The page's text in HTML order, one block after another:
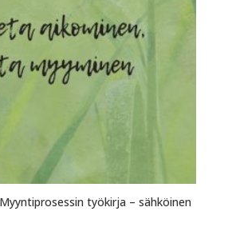
työkirja – sähköinen